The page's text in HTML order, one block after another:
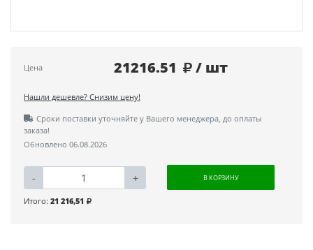
Цена 21216.51 / шт
Нашли дешевле? Снизим цену!
Сроки поставки уточняйте у Вашего менеджера, до оплаты
заказа!
Обновлено 06.08.2026
- + В КОРЗИНУ
Итого: 21 216,51